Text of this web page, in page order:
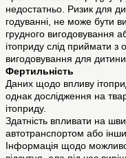
недостатньо. Ризик для
годуванні, не може бути
грудного вигодовування
ітоприду слід приймати з
вигодовування для дитини
Фертильність
Даних щодо впливу
однак дослідження на
ітоприду.
Здатність впливати на
автотранспортом або
Інформація щодо